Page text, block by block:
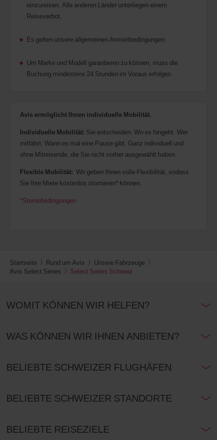
einzureisen. Alle anderen Länder unterliegen einem
Reiseverbot.
Es gelten unsere allgemeinen Anmietbedingungen.
Um Marke und Modell garantieren zu können, muss die
Buchung mindestens 24 Stunden im Voraus erfolgen.
Avis ermöglicht Ihnen individuelle Mobilität.
Individuelle Mobilität: Sie entscheiden. Wo es hingeht. Wer
mitfährt. Wann es mal eine Pause gibt. Ganz individuell und
ohne Mitreisende, die Sie nicht vorher ausgewählt haben.
Flexible Mobilität: Wir geben Ihnen volle Flexibilität, sodass
Sie Ihre Miete kostenlos stornieren* können.
*Stornobedingungen
Startseite Rund um Avis
Unsere Fahrzeuge
Avis Select Series
Select Series Schweiz
WOMIT KÖNNEN WIR HELFEN?
WAS KÖNNEN WIR IHNEN ANBIETEN?
BELIEBTE SCHWEIZER FLUGHÄFEN
BELIEBTE SCHWEIZER STANDORTE
BELIEBTE REISEZIELE